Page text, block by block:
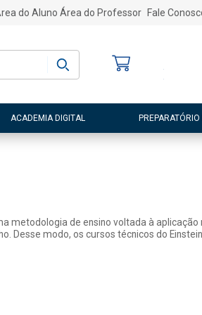
do Aluno Área do Professor Fale
Entre
ACADEMIA DIGITAL
metodologia de ensino voltada à aplicação
Desse modo, os cursos técnicos do